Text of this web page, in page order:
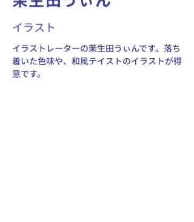
イラスト
イラストレーターの茉生田うぃんです。落ち
着いた色味や、和風テイストのイラストが得
意です。